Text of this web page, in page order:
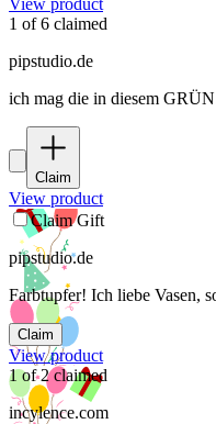
1 of6 claimed
pipstudio.de
ich mag die in diesem
Claim
View product
Claim Gift
pipstudio.de
Farbtupfer! Ich liebe Vasen,
Claim
View product
1of2claimed
incylence.com